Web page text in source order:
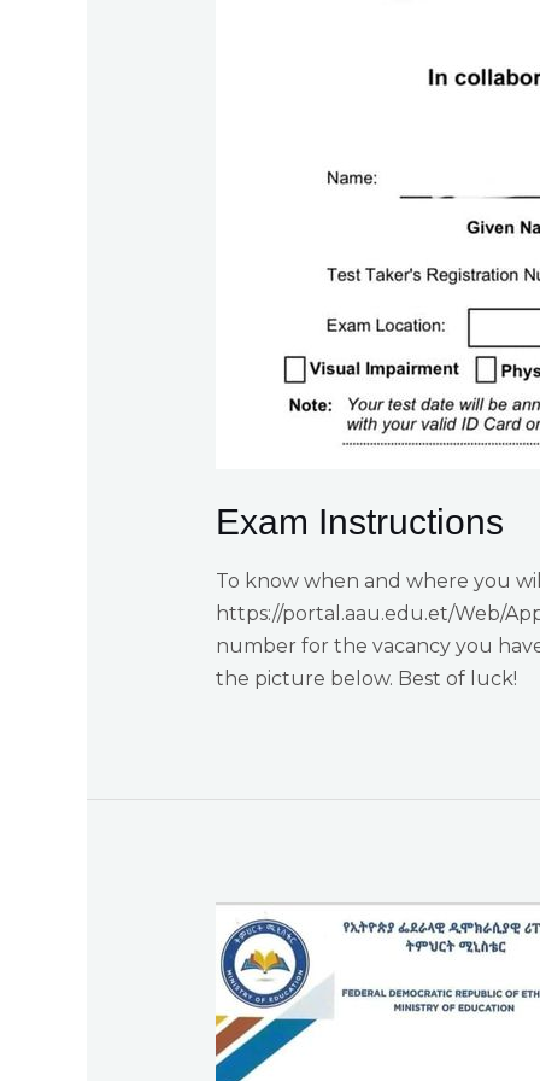
Exam Instructions
To know when and where you
https://portal.aau.edu.et/Web/
number for the vacancy you
the picture below. Best of luck!
To
all
students
who
applied